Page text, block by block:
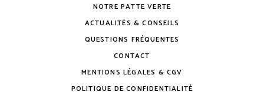
NOTRE PATTE VERTE
ACTUALITÉS & CONSEILS
QUESTIONS FRÉQUENTES
CONTACT
MENTIONS LÉGALES & CGV
POLITIQUE DE CONFIDENTIALITÉ